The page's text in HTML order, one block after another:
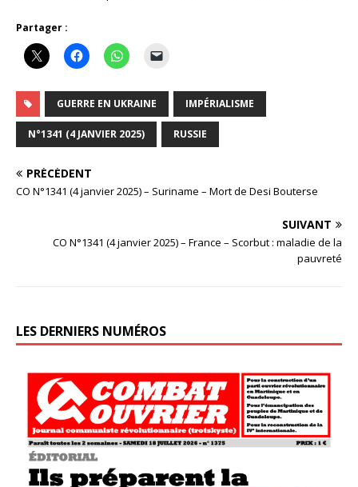
Partager :
GUERRE EN UKRAINE IMPÉRIALISME
N°1341 (4 JANVIER 2025) RUSSIE
PRÉCÉDENT
CO N°1341 (4 janvier 2025) – Suriname – Mort de Desi Bouterse
SUIVANT
CO N°1341 (4 janvier 2025) – France – Scorbut : maladie de la
pauvreté
LES DERNIERS NUMÉROS